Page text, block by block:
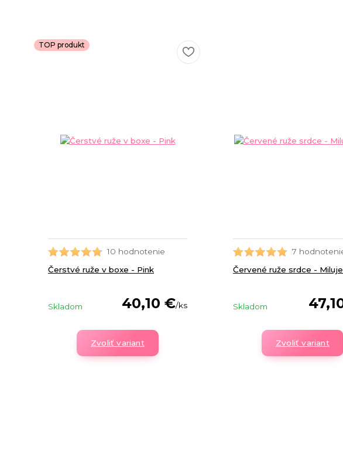
TOP produkt
10 hodnotenie
Čerstvé ruže v boxe - Pink
40,10 €/ks
Skladom
Zvoliť variant
7
Červené ruže srdce -
Skladom
Zvoliť variant